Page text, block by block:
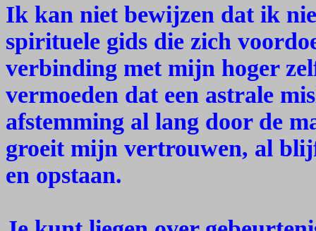
Ik kan niet bewijzen dat ik
spirituele gids die zich
verbinding met mijn hoger
vermoeden dat een astrale
afstemming al lang door de
groeit mijn vertrouwen, al
en opstaan.